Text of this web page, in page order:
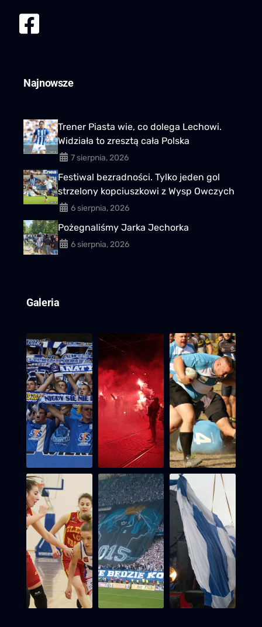
Najnowsze
Trener Piasta wie, co dolega Lechowi.
Widziała to zresztą cała Polska
7 sierpnia, 2026
Festiwal bezradności. Tylko jeden gol
strzelony kopciuszkowi z Wysp Owczych
6 sierpnia, 2026
Pożegnaliśmy Jarka Jechorka
6 sierpnia, 2026
Galeria